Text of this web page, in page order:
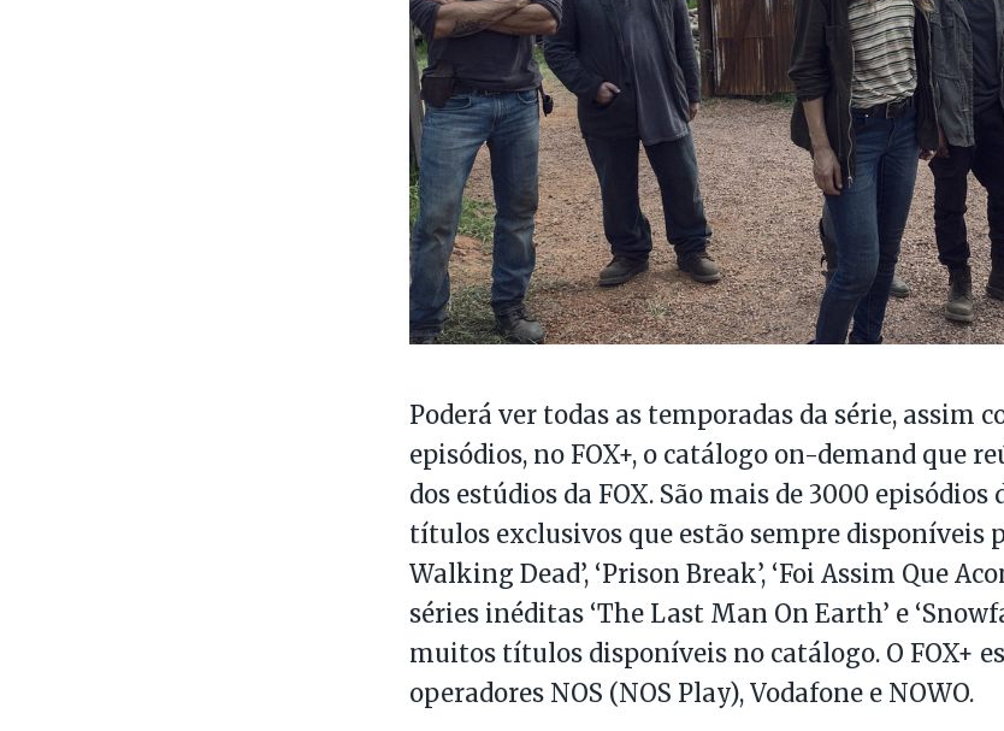
Poderá ver todas as temporadas da série, assim
episódios, no FOX+, o catálogo on-demand que
dos estúdios da FOX. São mais de 3000 episódios
títulos exclusivos que estão sempre disponíveis
Walking Dead’, ‘Prison Break’, ‘Foi Assim Que
séries inéditas ‘The Last Man On Earth’ e
muitos títulos disponíveis no catálogo. O FOX+
operadores NOS (NOS Play), Vodafone e NOWO.